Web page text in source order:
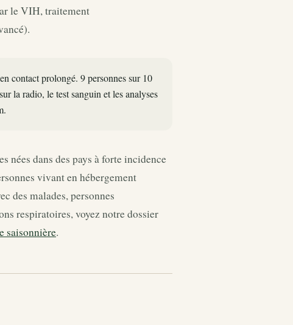
le VIH, traitement
contact prolongé. 9 personnes sur 10
la radio, le test sanguin et les analyses
nées dans des pays à forte incidence
vivant en hébergement
des malades, personnes
respiratoires, voyez notre dossier
saisonnière.